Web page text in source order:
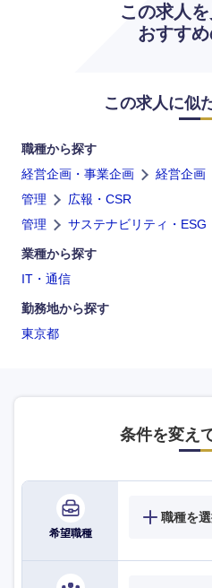
この求人
おすす
この求人に似
職種から探す
経営企画・事業企画
経営企画
管理
広報・CSR
管理
サステナビリティ・ESG
業種から探す
IT・通信
勤務地から探す
東京都
条件を変え
希望職種
職種を